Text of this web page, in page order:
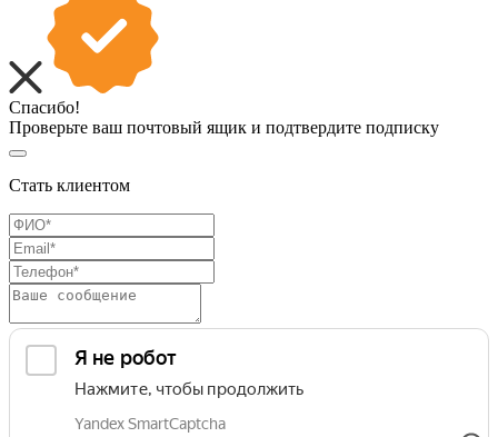
Спасибо!
Проверьте ваш почтовый ящик и подтвердите подписку
Стать клиентом